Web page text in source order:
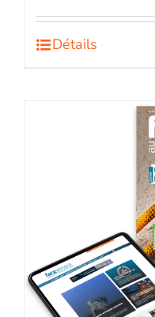
Détails